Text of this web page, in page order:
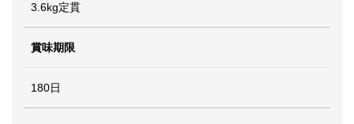
3.6kg定貫
賞味期限
180日